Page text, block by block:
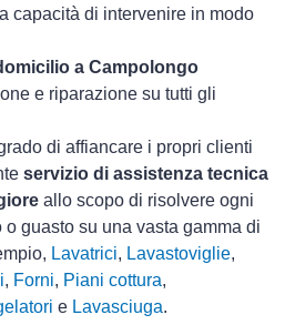
capacità di intervenire in modo
a Campolongo
e riparazione su tutti gli
di affiancare i propri clienti
servizio di assistenza tecnica
allo scopo di risolvere ogni
guasto su una vasta gamma di
Lavatrici, Lavastoviglie,
, Forni, Piani cottura,
e Lavasciuga.